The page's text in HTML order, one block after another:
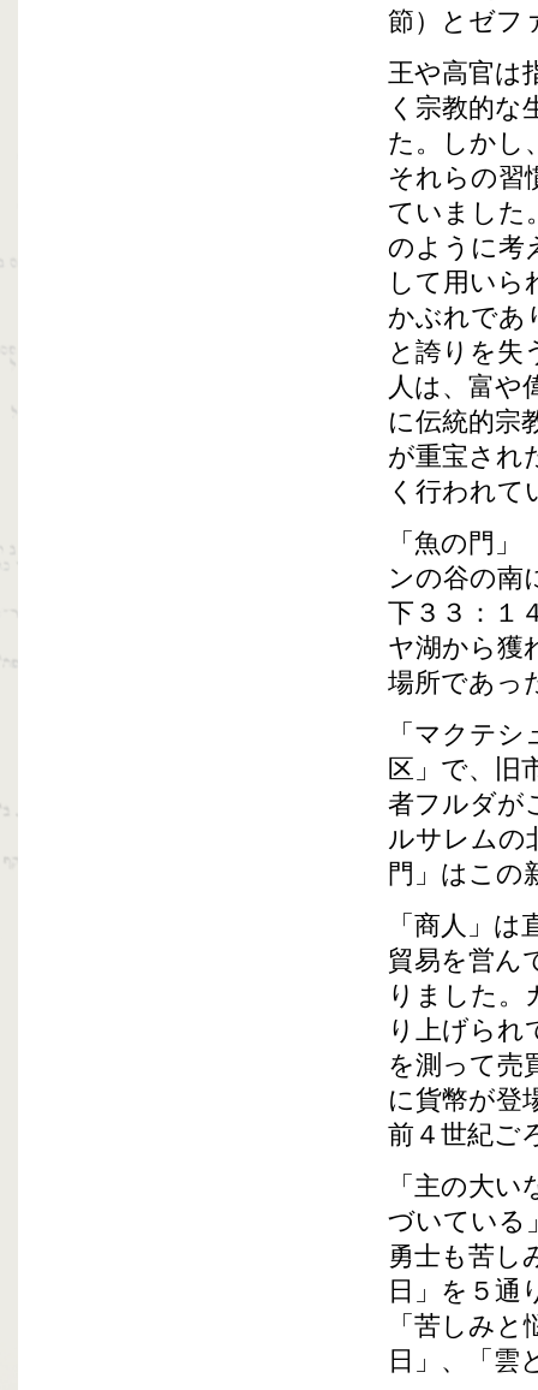
節）とゼフ
王や高官は
く宗教的な
た。しかし
それらの習
ていました
のように考
して用いら
かぶれであ
と誇りを失
人は、富や
に伝統的宗
が重宝され
く行われて
「魚の門
ンの谷の南
下３３：１
ヤ湖から獲
場所であっ
「マクテ
区」で、旧
者フルダが
ルサレムの
門」はこの
「商人」
貿易を営ん
りました。
り上げられ
を測って売
に貨幣が登
前４世紀ご
「主の大
づいている
勇士も苦し
日」を５通
「苦しみ
日」、「雲